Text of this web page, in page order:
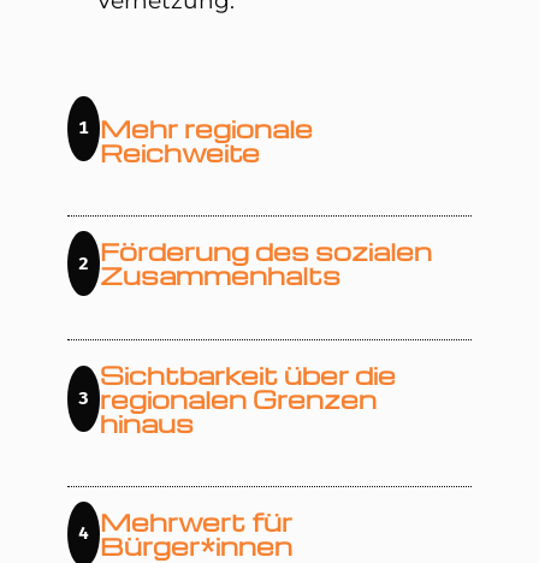
1 Mehr regionale
Reichweite
2 Förderung des sozialen
Zusammenhalts
3
Sichtbarkeit über die
regionalen Grenzen
hinaus
4 Mehrwert für
Bürger*innen